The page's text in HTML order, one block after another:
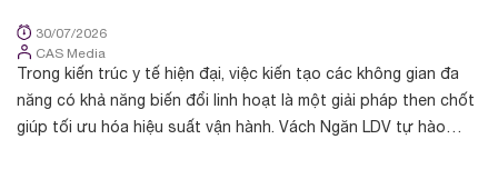
30/07/2026
CAS Media
Trong kiến trúc y tế hiện đại, việc kiến tạo các không gian đa
năng có khả năng biến đổi linh hoạt là một giải pháp then chốt
giúp tối ưu hóa hiệu suất vận hành. Vách Ngăn LDV tự hào